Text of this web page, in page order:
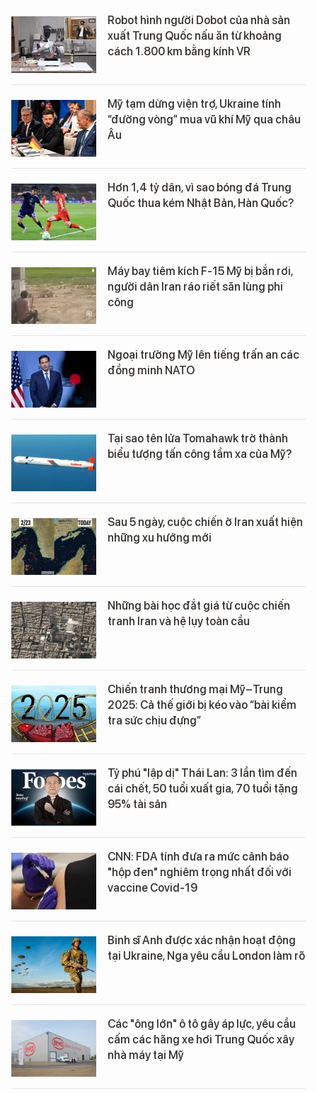
Robot hình người Dobot của nhà sản
xuất Trung Quốc nấu ăn từ khoảng
cách 1.800 km bằng kính VR
Mỹ tạm dừng viện trợ, Ukraine tính
“đường vòng” mua vũ khí Mỹ qua châu
Âu
Hơn 1,4 tỷ dân, vì sao bóng đá Trung
Quốc thua kém Nhật Bản, Hàn Quốc?
Máy bay tiêm kích F-15 Mỹ bị bắn rơi,
người dân Iran ráo riết săn lùng phi
công
Ngoại trưởng Mỹ lên tiếng trấn an các
đồng minh NATO
Tại sao tên lửa Tomahawk trở thành
biểu tượng tấn công tầm xa của Mỹ?
Sau 5 ngày, cuộc chiến ở Iran xuất hiện
những xu hướng mới
Những bài học đắt giá từ cuộc chiến
tranh Iran và hệ lụy toàn cầu
Chiến tranh thương mại Mỹ–Trung
2025: Cả thế giới bị kéo vào “bài kiểm
tra sức chịu đựng”
Tỷ phú "lập dị" Thái Lan: 3 lần tìm đến
cái chết, 50 tuổi xuất gia, 70 tuổi tặng
95% tài sản
CNN: FDA tính đưa ra mức cảnh báo
"hộp đen" nghiêm trọng nhất đối với
vaccine Covid-19
Binh sĩ Anh được xác nhận hoạt động
tại Ukraine, Nga yêu cầu London làm rõ
Các "ông lớn" ô tô gây áp lực, yêu cầu
cấm các hãng xe hơi Trung Quốc xây
nhà máy tại Mỹ